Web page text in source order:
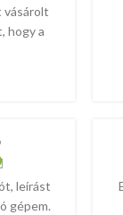
vásárolt
hogy a
leírást
gépem.